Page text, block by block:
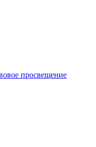
просвещение